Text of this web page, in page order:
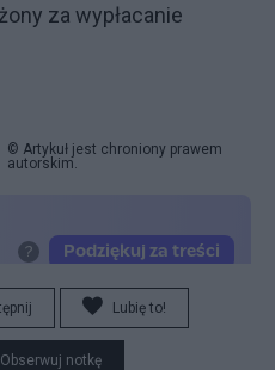
za wypłacanie
© Artykuł jest chroniony prawem
autorskim.
Lubię to!
Obserwuj notkę